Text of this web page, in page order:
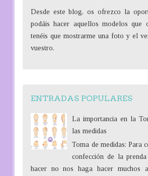
Desde este blog, os ofrezco la
podáis hacer aquellos modelos que
tenéis que mostrarme una foto y el
vuestro.
ENTRADAS POPULARES
La importancia en la
las medidas
Toma de medidas: Para
confección de la
hacer no nos haga hacer muchos